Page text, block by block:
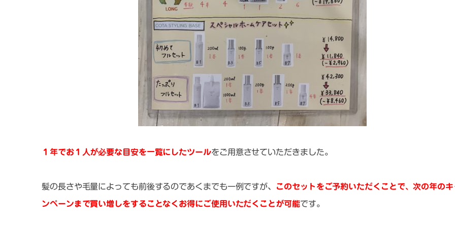
１年でお１人が必要な目安を一覧にしたツールをご用意させていただきました。
髪の長さや毛量によっても前後するのであくまでも一例ですが、 このセットをご予約いただくことで、次の年のキ
ンペーンまで買い増しをすることなくお得にご使用いただくことが可能です。